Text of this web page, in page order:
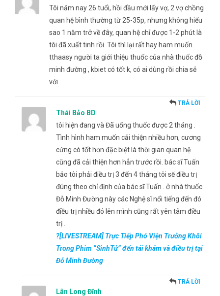
Tôi năm nay 26 tuổi, hồi đầu mới lấy vợ, 2 vợ chồng
quan hệ bình thường từ 25-35p, nhưng không hiểu
sao 1 năm trở về đây, quan hệ chỉ được 1-2 phút là
tôi đã xuất tinh rồi. Tôi thì lại rất hay ham muốn.
tthaasy người ta giới thiệu thuốc của nhà thuốc đỗ
minh đường , kbiet có tốt k, có ai dùng rồi chia sẻ
với
Thái Bảo BD
TRẢ LỜI
tôi hiện đang và Đã uống thuốc được 2 tháng .
Tình hình ham muốn cải thiện nhiều hơn, cương
cứng có tốt hơn đặc biệt là thời gian quan hệ
cũng đã cải thiện hơn hẳn trước rồi. bác sĩ Tuấn
bảo tôi phải điều trị 3 đến 4 tháng tôi sẽ điều trị
đúng theo chỉ định của bác sĩ Tuấn . ở nhà thuốc
Đỗ Minh Đường này các Nghệ sĩ nổi tiếng đến đó
điều trị nhiều đó lên mình cũng rất yên tâm điều
trị .
?[LIVESTREAM] Trực Tiếp Phó Viện Trưởng Khôi
Trong Phim “SinhTử” đến tái khám và điều trị tại
Đỗ Minh Đường
Lân Long Đĩnh
TRẢ LỜI